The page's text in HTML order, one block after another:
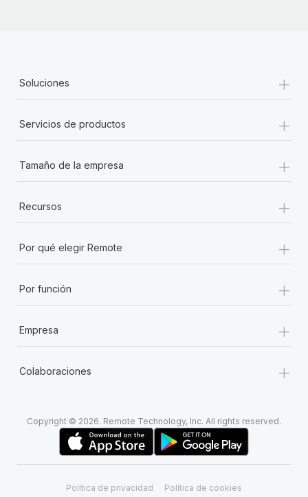
Soluciones +
Servicios de productos +
Tamaño de la empresa +
Recursos +
Por qué elegir Remote +
Por función +
Empresa +
Colaboraciones +
Copyright © 2026. Remote Technology, Inc. All rights reserved.
Política de privacidad Política de cookies